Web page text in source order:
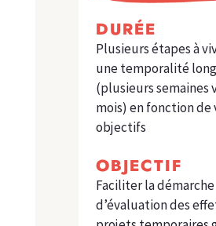
DURÉE
Plusieurs étapes à
une temporalité
(plusieurs semaines
mois) en fonction de
objectifs
OBJECTIF
Faciliter la démarche
d’évaluation des